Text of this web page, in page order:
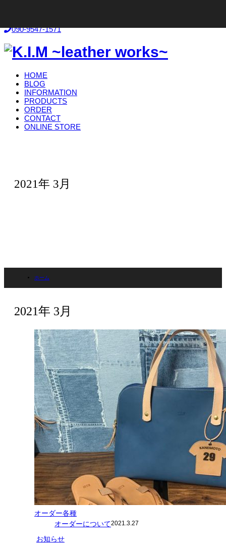
090-9547-1571
HOME
BLOG
INFORMATION
PRODUCTS
ORDER
CONTACT
ONLINE STORE
2021年 3月
ホーム
2021年 3月
オーダー各種
オーダーについて2021.3.27
お知らせ